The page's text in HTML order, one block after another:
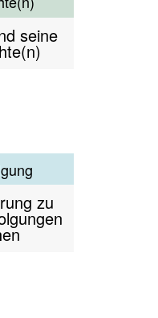
in der
- Zu
Hof
im